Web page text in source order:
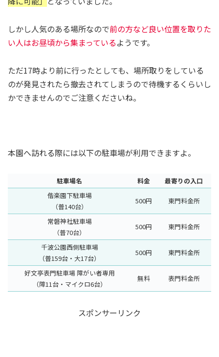
しかし人気のある場所なので前の方など良い位置を取りた
い人はお昼頃から集まっているようです。
ただ17時より前に行ったとしても、場所取りをしている
のが発見されたら撤去されてしまうので待機するくらいし
かできませんのでご注意くださいね。
本園へ訪れる際には以下の駐車場が利用できますよ。
駐車場名 料金
最寄りの入口
偕楽園下駐車場
（普140台）
500円 東門料金所
常磐神社駐車場
（普70台）
500円 東門料金所
千波公園西側駐車場
（普159台・大17台）
500円 東門料金所
好文亭表門駐車場 障がい者専用
（障11台・マイクロ6台）
無料 表門料金所
スポンサーリンク